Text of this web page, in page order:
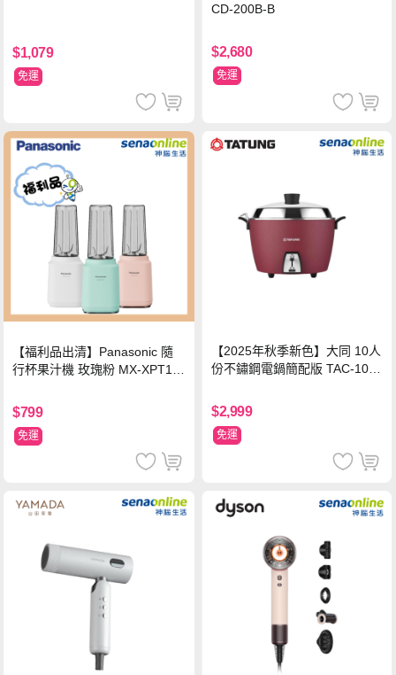
$1,079
免運
CD-200B-B
$2,680
免運
【福利品出清】Panasonic 隨
行杯果汁機 玫瑰粉 MX-XPT10
$799
免運
【2025年秋季新色】大同 10人
份不鏽鋼電鍋簡配版 TAC-10L-
$2,999
免運